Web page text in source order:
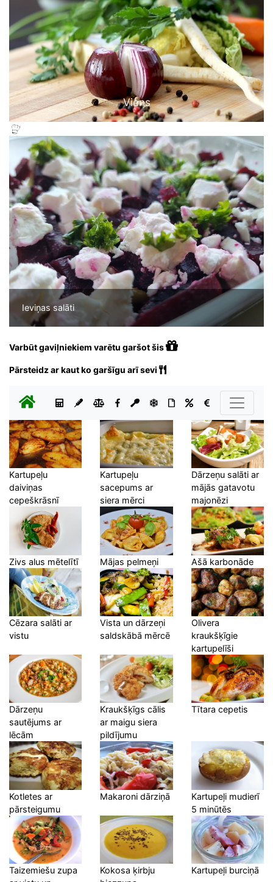
Viens
Ieviņas salāti
Varbūt gaviļniekiem varētu garšot šis
Pārsteidz ar kaut ko garšīgu arī sevi
Kartupeļu
daiviņas
cepeškrāsnī
Kartupeļu
sacepums ar
siera mērci
Dārzeņu salāti ar
mājās gatavotu
majonēzi
Zivs alus mētelītī Mājas pelmeņi Ašā karbonāde
Cēzara salāti ar
vistu
Vista un dārzeņi
saldskābā mērcē
Olivera
kraukšķīgie
kartupelīši
Dārzeņu
sautējums ar
lēcām
Kraukšķīgs cālis
ar maigu siera
pildījumu
Tītara cepetis
Kotletes ar
pārsteigumu
Makaroni dārziņā
Kartupeļi mudierī
5 minūtēs
Taizemiešu zupa
Kokosa ķirbju
Kartupeļi burciņā